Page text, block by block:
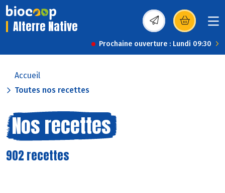
Alterre Native (s’ouvre dans une
Prochaine ouverture : Lundi 09:30
Accueil
Toutes nos recettes
Nos recettes
902 recettes